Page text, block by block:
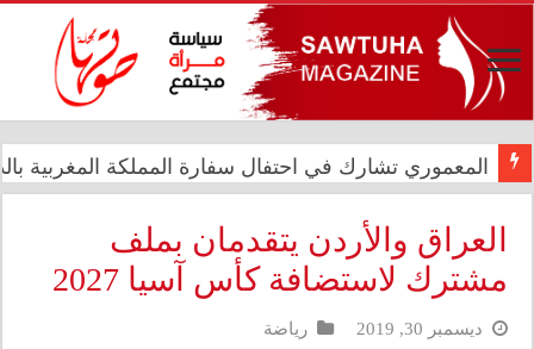
المعموري تشارك في احتفال سفارة المملكة المغربية بالذكرى الـ27
الدار العراقية للأزياء تعزز حضورها الدولي في مهرجان
العراق والأردن يتقدمان بملف
مشترك لاستضافة كأس آسيا 2027
ديسمبر 30, 2019 رياضة